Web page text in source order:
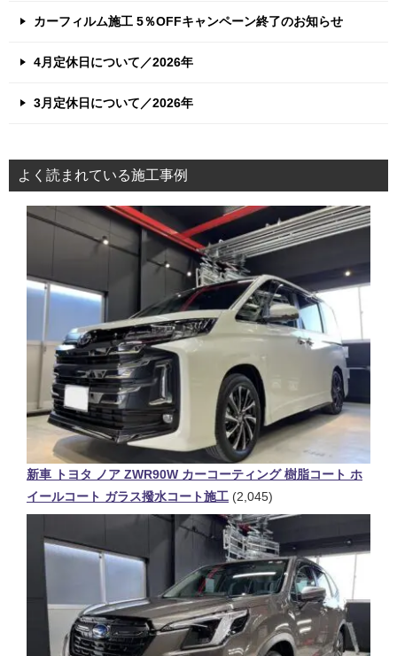
カーフィルム施工 5％OFFキャンペーン終了のお知らせ
4月定休日について／2026年
3月定休日について／2026年
よく読まれている施工事例
新車 トヨタ ノア ZWR90W カーコーティング 樹脂コート ホ
イールコート ガラス撥水コート施工 (2,045)